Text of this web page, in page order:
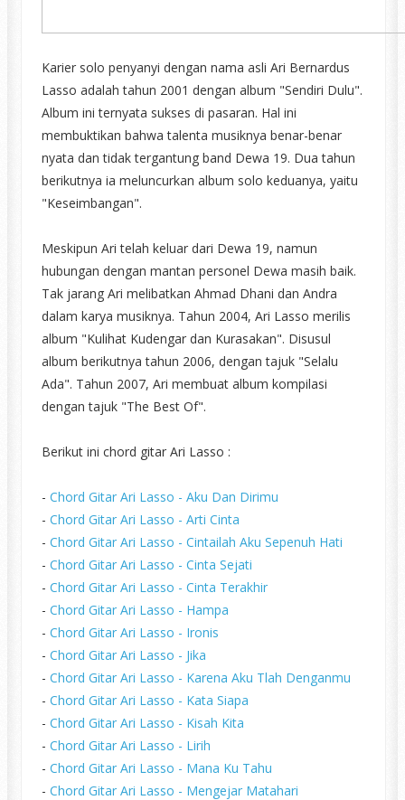
Karier solo penyanyi dengan nama asli Ari Bernardus
Lasso adalah tahun 2001 dengan album "Sendiri Dulu".
Album ini ternyata sukses di pasaran. Hal ini
membuktikan bahwa talenta musiknya benar-benar
nyata dan tidak tergantung band Dewa 19. Dua tahun
berikutnya ia meluncurkan album solo keduanya, yaitu
"Keseimbangan".
Meskipun Ari telah keluar dari Dewa 19, namun
hubungan dengan mantan personel Dewa masih baik.
Tak jarang Ari melibatkan Ahmad Dhani dan Andra
dalam karya musiknya. Tahun 2004, Ari Lasso merilis
album "Kulihat Kudengar dan Kurasakan". Disusul
album berikutnya tahun 2006, dengan tajuk "Selalu
Ada". Tahun 2007, Ari membuat album kompilasi
dengan tajuk "The Best Of".
Berikut ini chord gitar Ari Lasso :
-Chord Gitar Ari Lasso - Aku Dan Dirimu
-Chord Gitar Ari Lasso - Arti Cinta
-Chord Gitar Ari Lasso - Cintailah Aku Sepenuh Hati
-Chord Gitar Ari Lasso - Cinta Sejati
-Chord Gitar Ari Lasso - Cinta Terakhir
-Chord Gitar Ari Lasso - Hampa
-Chord Gitar Ari Lasso - Ironis
-Chord Gitar Ari Lasso - Jika
-Chord Gitar Ari Lasso - Karena Aku Tlah Denganmu
-Chord Gitar Ari Lasso - Kata Siapa
-Chord Gitar Ari Lasso - Kisah Kita
-Chord Gitar Ari Lasso - Lirih
-Chord Gitar Ari Lasso - Mana Ku Tahu
-Chord Gitar Ari Lasso - Mengejar Matahari